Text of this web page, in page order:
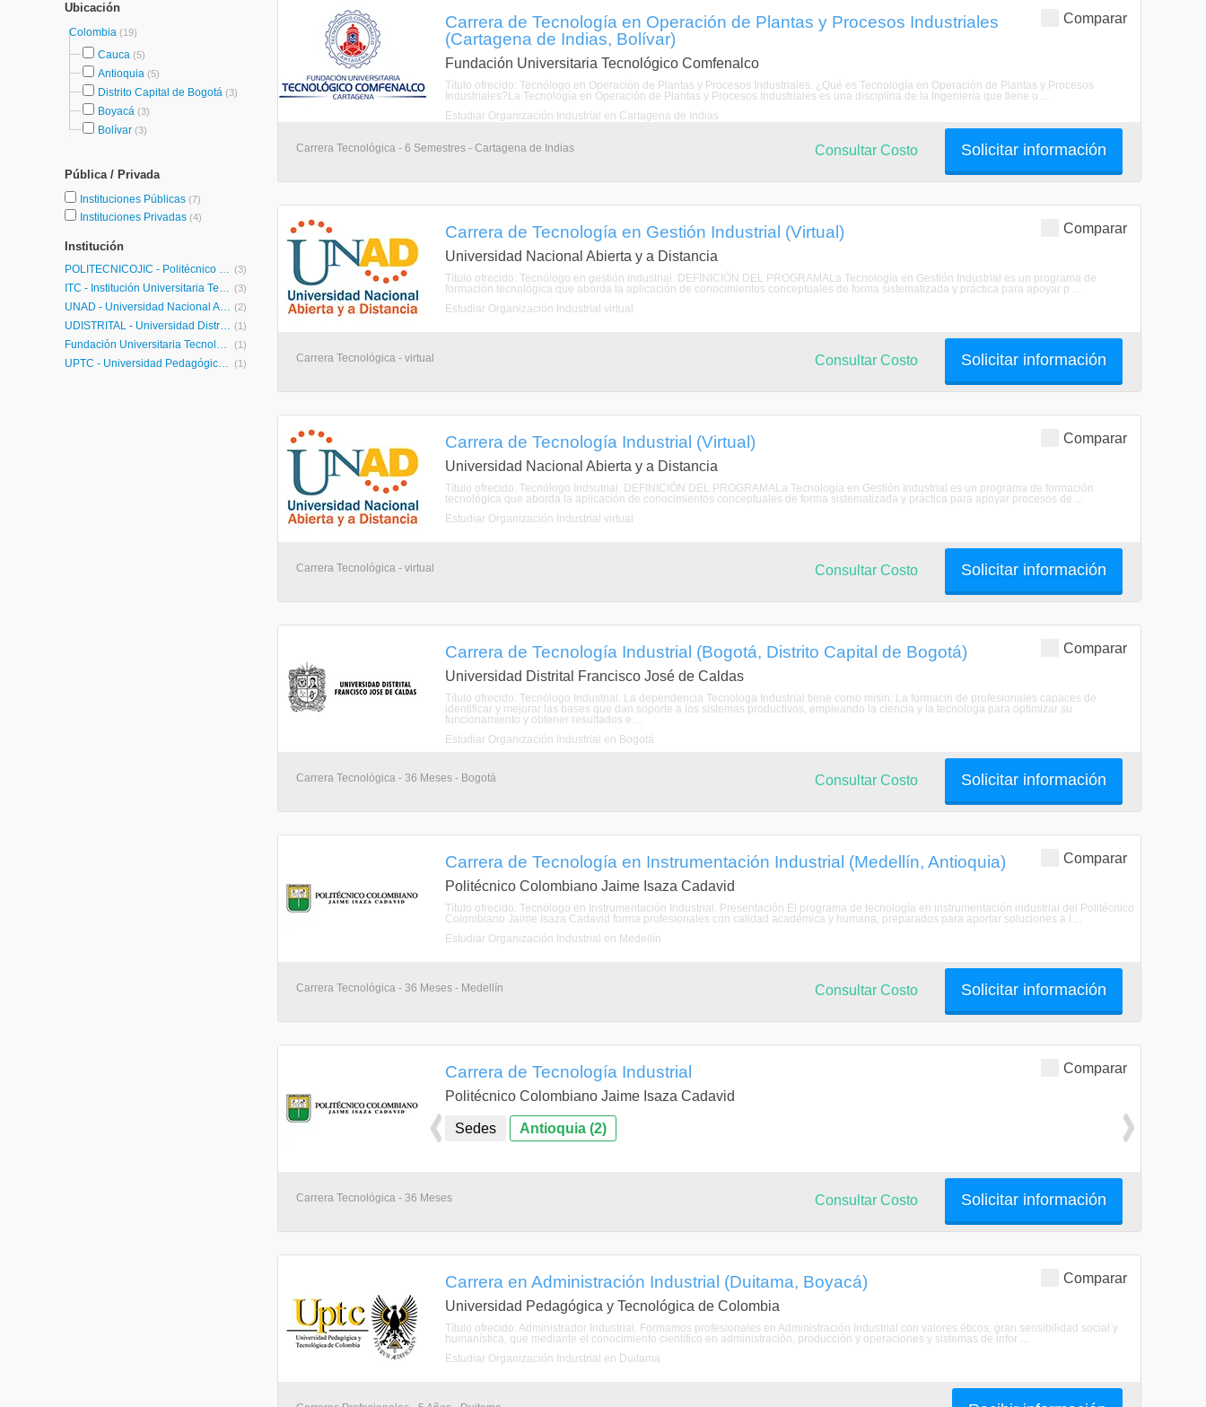
Ubicación
Colombia (19)
Cauca (5)
Antioquia (5)
Distrito Capital de Bogotá (3)
Boyacá (3)
Bolívar (3)
Pública / Privada
Instituciones Públicas (7)
Instituciones Privadas (4)
Institución
POLITECNICOJIC - Politécnico Colombiano Jaime Isaza Cadavid (3)
ITC - Institución Universitaria Tecnológica de Comfacauca (3)
UNAD - Universidad Nacional Abierta y a Distancia (2)
UDISTRITAL - Universidad Distrital Francisco José de Caldas (1)
Fundación Universitaria Tecnológico Comfenalco (1)
UPTC - Universidad Pedagógica y Tecnológica de Colombia (1)
Comparar
Carrera de Tecnología en Operación de Plantas y Procesos Industriales
(Cartagena de Indias, Bolívar)
Fundación Universitaria Tecnológico Comfenalco
Título ofrecido: Tecnólogo en Operación de Plantas y Procesos Industriales. ¿Qué es Tecnología en Operación de Plantas y Procesos
Industriales?La Tecnología en Operación de Plantas y Procesos Industriales es una disciplina de la Ingeniería que tiene u ...
Estudiar Organización Industrial en Cartagena de Indias
Carrera Tecnológica - 6 Semestres - Cartagena de Indias Solicitar información
Consultar Costo
Comparar
Carrera de Tecnología en Gestión Industrial (Virtual)
Universidad Nacional Abierta y a Distancia
Título ofrecido: Tecnólogo en gestión industrial. DEFINICIÓN DEL PROGRAMALa Tecnología en Gestión Industrial es un programa de
formación tecnológica que aborda la aplicación de conocimientos conceptuales de forma sistematizada y práctica para apoyar p ...
Estudiar Organización Industrial virtual
Carrera Tecnológica - virtual Solicitar información
Consultar Costo
Comparar
Carrera de Tecnología Industrial (Virtual)
Universidad Nacional Abierta y a Distancia
Título ofrecido: Tecnólogo Indsutrial. DEFINICIÓN DEL PROGRAMALa Tecnología en Gestión Industrial es un programa de formación
tecnológica que aborda la aplicación de conocimientos conceptuales de forma sistematizada y práctica para apoyar procesos de ...
Estudiar Organización Industrial virtual
Carrera Tecnológica - virtual Solicitar información
Consultar Costo
Comparar
Carrera de Tecnología Industrial (Bogotá, Distrito Capital de Bogotá)
Universidad Distrital Francisco José de Caldas
Título ofrecido: Tecnólogo Industrial. La dependencia Tecnologa Industrial tiene como misin: La formacin de profesionales capaces de
identificar y mejorar las bases que dan soporte a los sistemas productivos, empleando la ciencia y la tecnologa para optimizar su
funcionamiento y obtener resultados e ...
Estudiar Organización Industrial en Bogotá
Carrera Tecnológica - 36 Meses - Bogotá Solicitar información
Consultar Costo
Comparar
Carrera de Tecnología en Instrumentación Industrial (Medellín, Antioquia)
Politécnico Colombiano Jaime Isaza Cadavid
Título ofrecido: Tecnólogo en Instrumentación Industrial. Presentación El programa de tecnología en instrumentación industrial del Politécnico
Colombiano Jaime Isaza Cadavid forma profesionales con calidad académica y humana, preparados para aportar soluciones a l ...
Estudiar Organización Industrial en Medellín
Carrera Tecnológica - 36 Meses - Medellín Solicitar información
Consultar Costo
Comparar
Carrera de Tecnología Industrial
Politécnico Colombiano Jaime Isaza Cadavid
Sedes Antioquia (2)
Carrera Tecnológica - 36 Meses Solicitar información
Consultar Costo
Comparar
Carrera en Administración Industrial (Duitama, Boyacá)
Universidad Pedagógica y Tecnológica de Colombia
Título ofrecido: Administrador Industrial. Formamos profesionales en Administración Industrial con valores éticos, gran sensibilidad social y
humanística, que mediante el conocimiento científico en administración, producción y operaciones y sistemas de infor ...
Estudiar Organización Industrial en Duitama